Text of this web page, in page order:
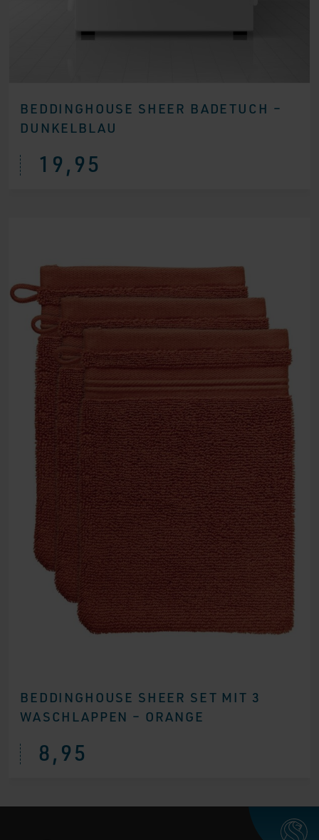
BEDDINGHOUSE SHEER BADETUCH –
DUNKELBLAU
19,95
BEDDINGHOUSE SHEER SET MIT 3
WASCHLAPPEN – ORANGE
8,95